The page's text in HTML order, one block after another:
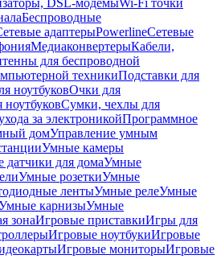
DSL-модемыWi-Fi точки
Беспроводные
адаптерыPowerlineСетевые
МедиаконвертерыКабели,
для беспроводной
техникиПодставки для
ноутбуковОчки для
Сумки, чехлы для
за электроникойПрограммное
домУправление умным
Умные камеры
датчики для домаУмные
Умные розеткиУмные
лентыУмные релеУмные
карнизыУмные
зонаИгровые приставкиИгры для
Игровые ноутбукиИгровые
Игровые мониторыИгровые